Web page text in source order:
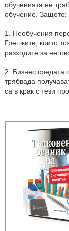
обученията не
обучение. Защото:
1. Необучения
Грешките, които
разходите за
2. Бизнес
трябвада
са в крак с тези